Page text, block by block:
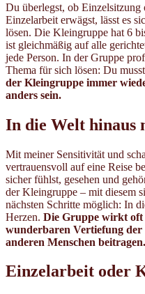
Du überlegst, ob
Einzelarbeit erwägst, lässt es
lösen. Die Kleingruppe hat 6
ist gleichmäßig auf alle
jede Person. In der Gruppe
Thema für sich lösen: Du
der Kleingruppe immer
anders sein.
In die Welt hinaus
Mit meiner Sensitivität und
vertrauensvoll auf eine Reise
sicher fühlst, gesehen und
der Kleingruppe – mit diesem
nächsten Schritte möglich: In
Herzen. Die Gruppe wirkt oft
wunderbaren Vertiefung der
anderen Menschen beitragen.
Einzelarbeit oder